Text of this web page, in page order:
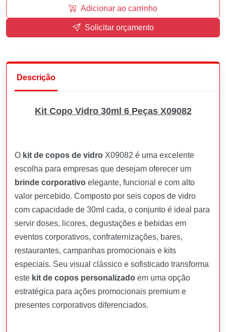
Adicionar ao carrinho
Solicitar orçamento
Descrição
Kit Copo Vidro 30ml 6 Peças X09082
O kit de copos de vidro X09082 é uma excelente
escolha para empresas que desejam oferecer um
brinde corporativo elegante, funcional e com alto
valor percebido. Composto por seis copos de vidro
com capacidade de 30ml cada, o conjunto é ideal para
servir doses, licores, degustações e bebidas em
eventos corporativos, confraternizações, bares,
restaurantes, campanhas promocionais e kits
especiais. Seu visual clássico e sofisticado transforma
este kit de copos personalizado em uma opção
estratégica para ações promocionais premium e
presentes corporativos diferenciados.